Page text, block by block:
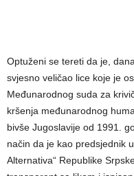
Optuženi se tereti da je,
svjesno veličao lice koje je
Međunarodnog suda za
kršenja međunarodnog
bivše Jugoslavije od 1991.
način da je kao predsjednik
Alternativa“ Republike